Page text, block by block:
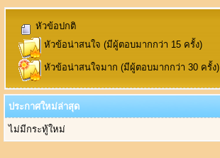
หัวข้อปกติ
หัวข้อน่าสนใจ (มีผู้ตอบมากกว่า 15 ครั้ง)
หัวข้อน่าสนใจมาก (มีผู้ตอบมากกว่า 30 ครั้ง)
ประกาศใหม่ล่าสุด
ไม่มีกระทู้ใหม่